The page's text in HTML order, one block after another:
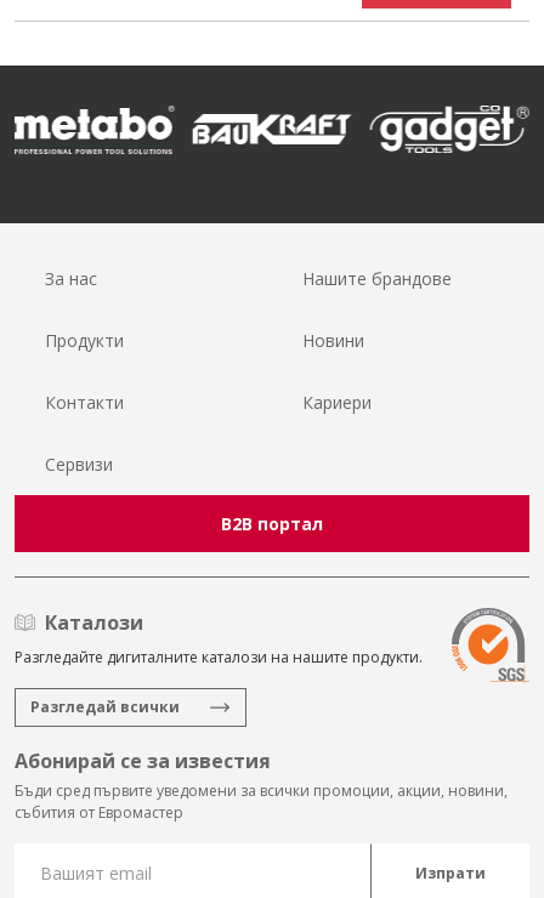
За нас Нашите брандове
Продукти Новини
Контакти Кариери
Сервизи
B2B портал
Каталози
Разгледайте дигиталните каталози на нашите продукти.
Разгледай всички
Абонирай се за известия
Бъди сред първите уведомени за всички промоции, акции, новини,
събития от Евромастер
Изпрати